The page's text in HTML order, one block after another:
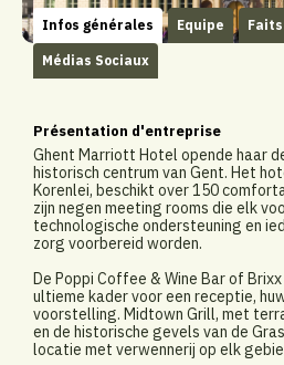
Infos générales Equipe Faits
Médias Sociaux
Présentation d'entreprise
Ghent Marriott Hotel opende haar
historisch centrum van Gent. Het
Korenlei, beschikt over 150
zijn negen meeting rooms die elk
technologische ondersteuning en
zorg voorbereid worden.
De Poppi Coffee & Wine Bar of
ultieme kader voor een receptie,
voorstelling. Midtown Grill, met
en de historische gevels van de
locatie met verwennerij op elk